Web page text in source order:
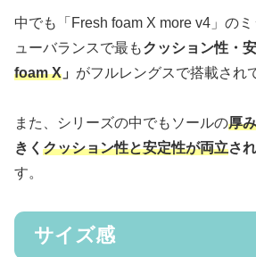
中でも「Fresh foam X more v4」の
ューバランスで最もクッション性・
foam X 」 がフルレングスで搭載され
また、シリーズの中でもソールの厚
きく クッション性と安定性が両立さ
す。
サイズ感